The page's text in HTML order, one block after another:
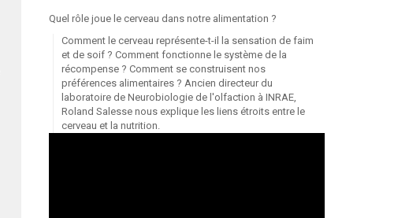
Quel rôle joue le cerveau dans notre alimentation ?
Comment le cerveau représente-t-il la sensation de faim
et de soif ? Comment fonctionne le système de la
récompense ? Comment se construisent nos
préférences alimentaires ? Ancien directeur du
laboratoire de Neurobiologie de l'olfaction à INRAE,
Roland Salesse nous explique les liens étroits entre le
cerveau et la nutrition.